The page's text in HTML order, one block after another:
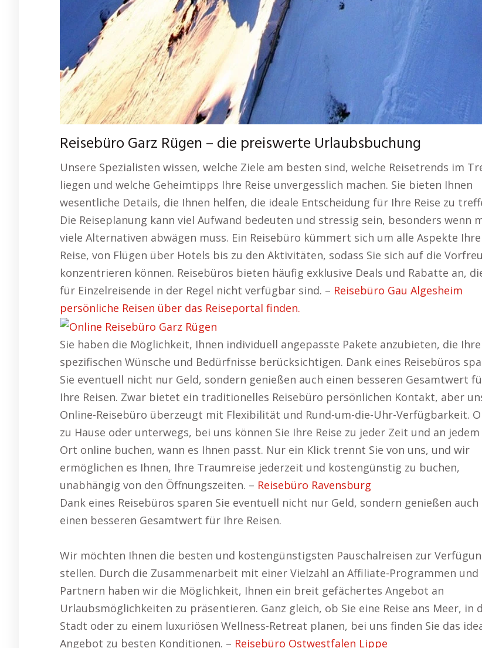
Reisebüro Garz Rügen – die preiswerte Urlaubsbuchung
Unsere Spezialisten wissen, welche Ziele am besten sind, welche Reisetrends im
liegen und welche Geheimtipps Ihre Reise unvergesslich machen. Sie bieten Ihnen
wesentliche Details, die Ihnen helfen, die ideale Entscheidung für Ihre Reise zu
Die Reiseplanung kann viel Aufwand bedeuten und stressig sein, besonders wenn
viele Alternativen abwägen muss. Ein Reisebüro kümmert sich um alle Aspekte
Reise, von Flügen über Hotels bis zu den Aktivitäten, sodass Sie sich auf die
konzentrieren können. Reisebüros bieten häufig exklusive Deals und Rabatte an,
für Einzelreisende in der Regel nicht verfügbar sind. – Reisebüro Gau Algesheim
persönliche Reisen über das Reiseportal finden.
Sie haben die Möglichkeit, Ihnen individuell angepasste Pakete anzubieten, die Ihre
spezifischen Wünsche und Bedürfnisse berücksichtigen. Dank eines Reisebüros
Sie eventuell nicht nur Geld, sondern genießen auch einen besseren Gesamtwert
Ihre Reisen. Zwar bietet ein traditionelles Reisebüro persönlichen Kontakt, aber
Online-Reisebüro überzeugt mit Flexibilität und Rund-um-die-Uhr-Verfügbarkeit.
zu Hause oder unterwegs, bei uns können Sie Ihre Reise zu jeder Zeit und an jedem
Ort online buchen, wann es Ihnen passt. Nur ein Klick trennt Sie von uns, und wir
ermöglichen es Ihnen, Ihre Traumreise jederzeit und kostengünstig zu buchen,
unabhängig von den Öffnungszeiten. – Reisebüro Ravensburg
Dank eines Reisebüros sparen Sie eventuell nicht nur Geld, sondern genießen auch
einen besseren Gesamtwert für Ihre Reisen.
Wir möchten Ihnen die besten und kostengünstigsten Pauschalreisen zur
stellen. Durch die Zusammenarbeit mit einer Vielzahl an Affiliate-Programmen und
Partnern haben wir die Möglichkeit, Ihnen ein breit gefächertes Angebot an
Urlaubsmöglichkeiten zu präsentieren. Ganz gleich, ob Sie eine Reise ans Meer, in
Stadt oder zu einem luxuriösen Wellness-Retreat planen, bei uns finden Sie das
Angebot zu besten Konditionen. – Reisebüro Ostwestfalen Lippe